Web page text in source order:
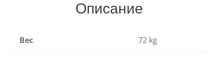
Описание
Вес 72 kg